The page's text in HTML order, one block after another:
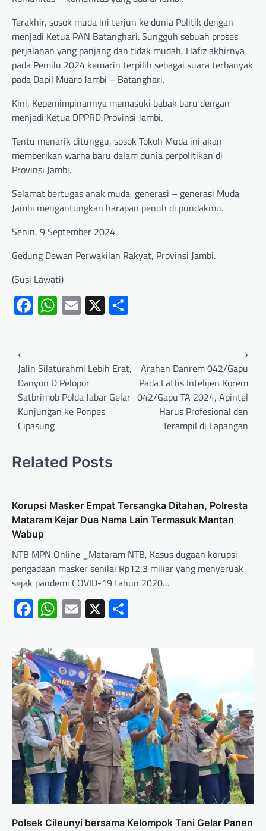
Terakhir, sosok muda ini terjun ke dunia Politik dengan
menjadi Ketua PAN Batanghari. Sungguh sebuah proses
perjalanan yang panjang dan tidak mudah, Hafiz akhirnya
pada Pemilu 2024 kemarin terpilih sebagai suara terbanyak
pada Dapil Muaro Jambi – Batanghari.
Kini, Kepemimpinannya memasuki babak baru dengan
menjadi Ketua DPPRD Provinsi Jambi.
Tentu menarik ditunggu, sosok Tokoh Muda ini akan
memberikan warna baru dalam dunia perpolitikan di
Provinsi Jambi.
Selamat bertugas anak muda, generasi – generasi Muda
Jambi mengantungkan harapan penuh di pundakmu.
Senin, 9 September 2024.
Gedung Dewan Perwakilan Rakyat, Provinsi Jambi.
(Susi Lawati)
Facebook
WhatsApp
Email
X
⟵
Jalin Silaturahmi Lebih Erat,
Danyon D Pelopor
Satbrimob Polda Jabar Gelar
Kunjungan ke Ponpes
Cipasung
Arahan Danrem 042/Gapu
Pada Lattis Intelijen Korem
042/Gapu TA 2024, Apintel
Harus Profesional dan
Terampil di Lapangan
⟶
Related Posts
Korupsi Masker Empat Tersangka Ditahan, Polresta
Mataram Kejar Dua Nama Lain Termasuk Mantan
Wabup
NTB MPN Online _Mataram NTB, Kasus dugaan korupsi
pengadaan masker senilai Rp12,3 miliar yang menyeruak
sejak pandemi COVID-19 tahun 2020…
Facebook
WhatsApp
Email
X
Polsek Cileunyi bersama Kelompok Tani Gelar Panen